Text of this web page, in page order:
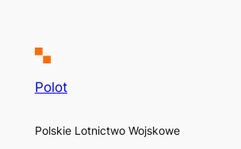
Polot
Polskie Lotnictwo Wojskowe